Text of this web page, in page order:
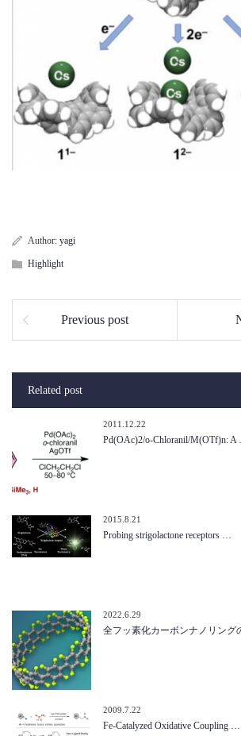
Author: yagi
Highlight
Previous post
Related post
2011.12.22
Pd(OAc)2/o-Chloranil/M(OTf)n:
2015.8.21
Probing strigolactone receptors …
2022.6.29
全フッ素化カーボンナノリング
2009.7.22
Fe-Catalyzed Oxidative Coupling …